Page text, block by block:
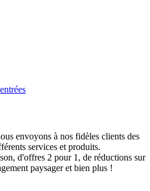
envoyons à nos fidèles clients des
services et produits.
d'offres 2 pour 1, de réductions sur
paysager et bien plus !